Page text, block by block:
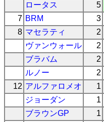
ロータス
5
7 BRM 3
8 マセラティ 2
ヴァンウォール
2
ブラバム
2
ルノー
2
12 アルファロメオ 1
ジョーダン
1
ブラウンGP
1